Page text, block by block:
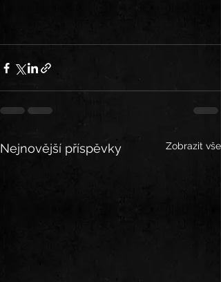
Nejnovější příspěvky Zobrazit vše